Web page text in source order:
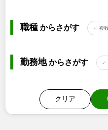
職種 からさがす ✓ 複
勤務地からさがす ✓
クリア